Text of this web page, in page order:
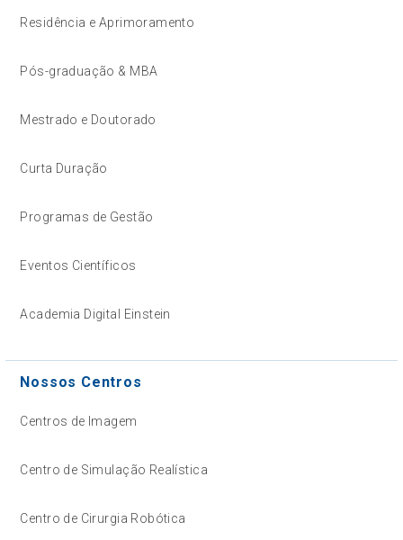
Residência e Aprimoramento
Pós-graduação & MBA
Mestrado e Doutorado
Curta Duração
Programas de Gestão
Eventos Científicos
Academia Digital Einstein
Nossos Centros
Centros de Imagem
Centro de Simulação Realística
Centro de Cirurgia Robótica